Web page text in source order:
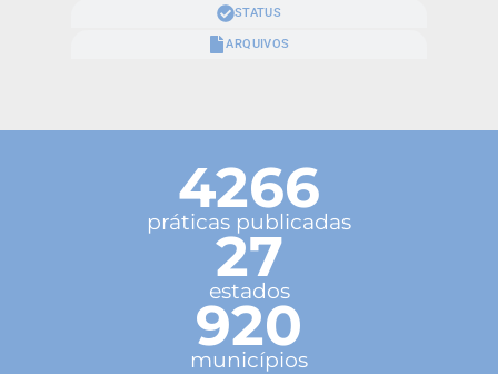
STATUS
ARQUIVOS
4266
práticas publicadas
27
estados
920
municípios